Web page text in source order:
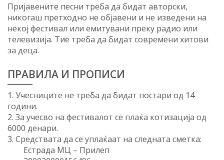
Пријавените песни треба да бидат авторски,
никогаш претходно не објавени и не изведени на
некој фестивал или емитувани преку радио или
телевизија. Тие треба да бидат современи хитови
за деца.
ПРАВИЛА И ПРОПИСИ
1. Учесниците не треба да бидат постари од 14
години.
2. За учесво на фестивалот се плаќа котизација од
6000 денари.
3. Средствата да се уплаќаат на следната сметка:
Естрада МЦ – Прилеп